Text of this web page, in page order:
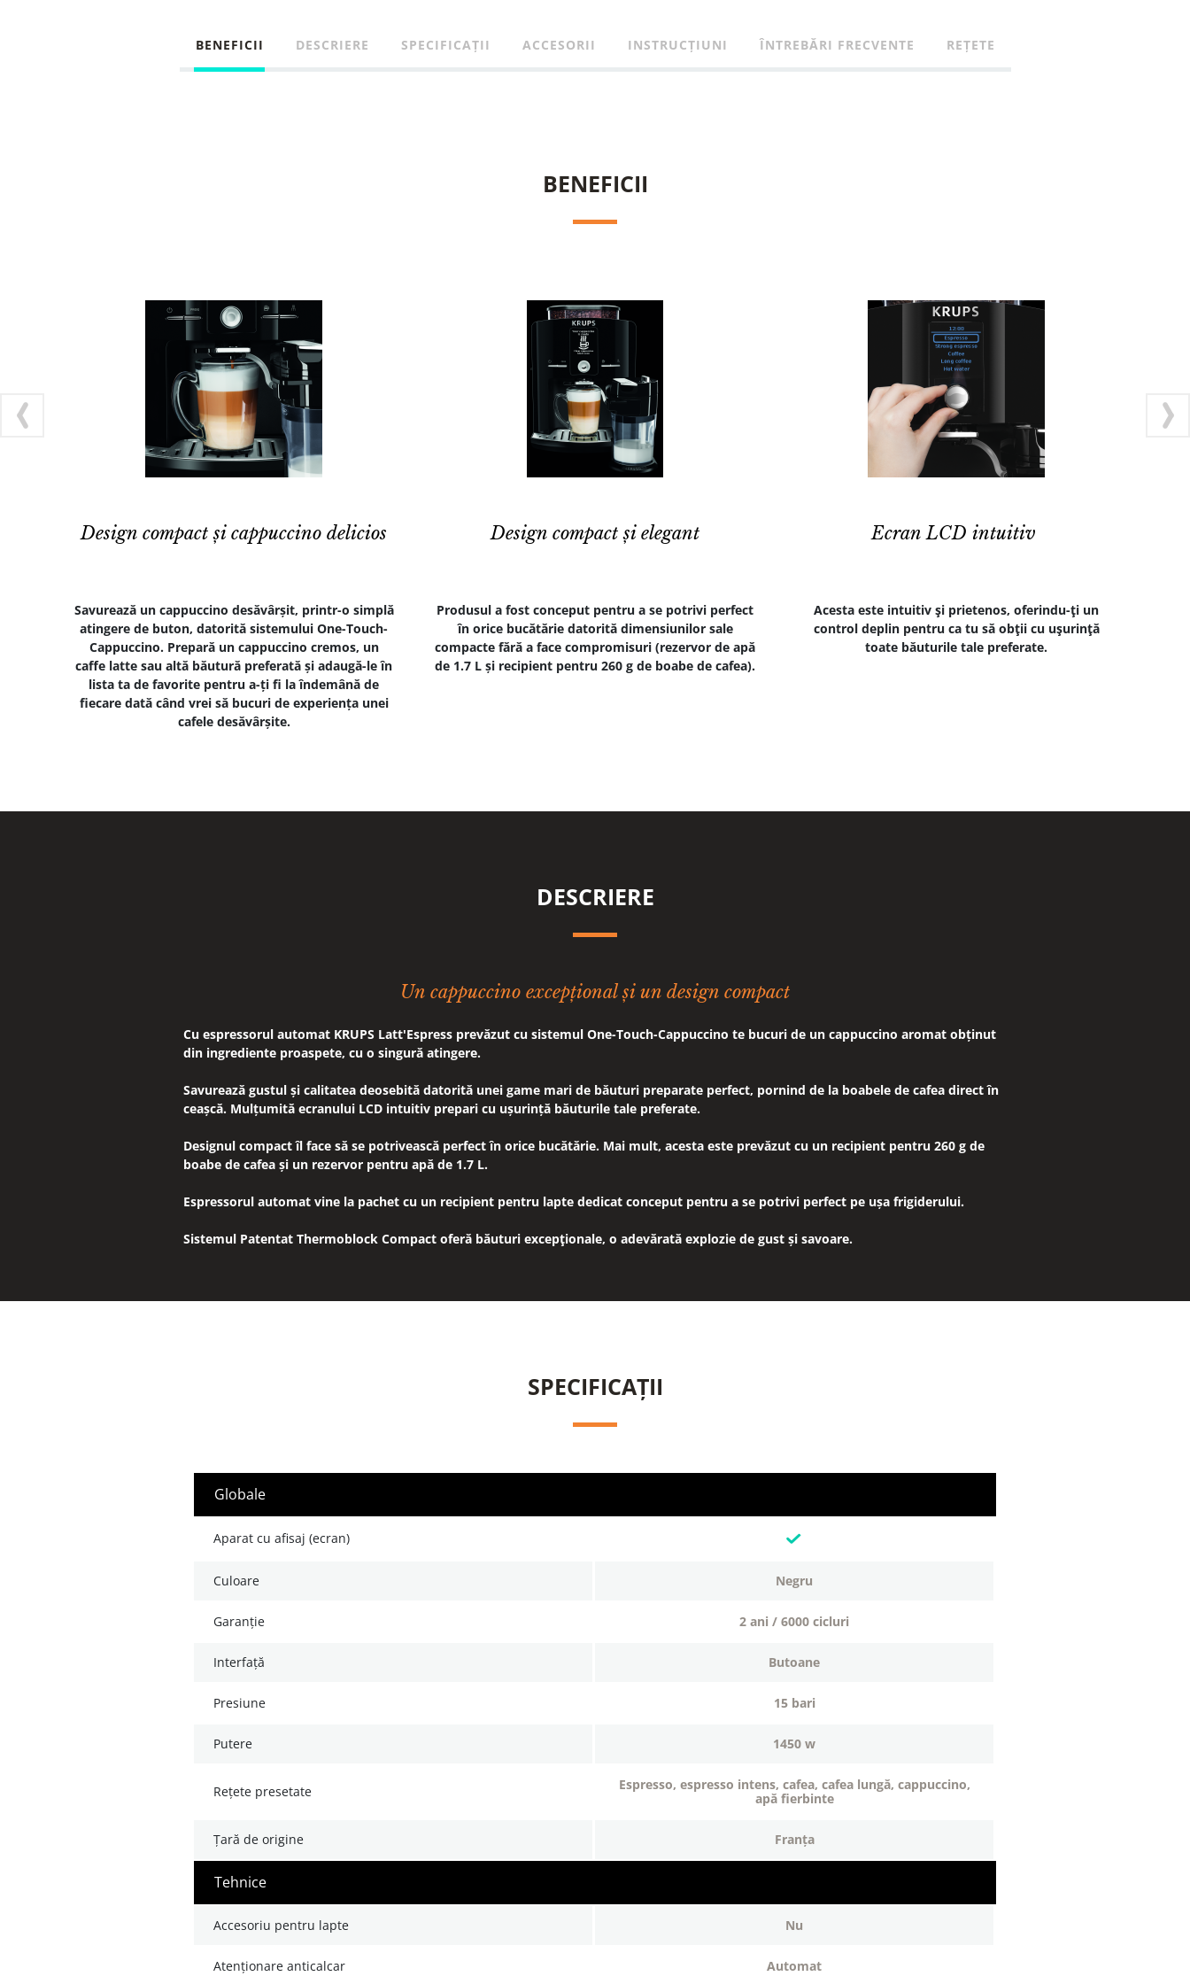
BENEFICII DESCRIERE SPECIFICAȚII ACCESORII INSTRUCȚIUNI ÎNTREBĂRI FRECVENTE REȚETE
BENEFICII
Design compact și cappuccino delicios
Savurează un cappuccino desăvârșit, printr-o simplă
atingere de buton, datorită sistemului One-Touch-
Cappuccino. Prepară un cappuccino cremos, un
caffe latte sau altă băutură preferată și adaugă-le în
lista ta de favorite pentru a-ți fi la îndemână de
fiecare dată când vrei să bucuri de experiența unei
cafele desăvârșite.
Design compact și elegant
Produsul a fost conceput pentru a se potrivi perfect
în orice bucătărie datorită dimensiunilor sale
compacte fără a face compromisuri (rezervor de apă
de 1.7 L și recipient pentru 260 g de boabe de cafea).
Ecran LCD intuitiv
Acesta este intuitiv şi prietenos, oferindu-ţi un
control deplin pentru ca tu să obţii cu uşurinţă
toate băuturile tale preferate.
DESCRIERE
Un cappuccino excepțional și un design compact
Cu espressorul automat KRUPS Latt'Espress prevăzut cu sistemul One-Touch-Cappuccino te bucuri de un cappuccino aromat obținut
din ingrediente proaspete, cu o singură atingere.
Savurează gustul și calitatea deosebită datorită unei game mari de băuturi preparate perfect, pornind de la boabele de cafea direct în
ceașcă. Mulțumită ecranului LCD intuitiv prepari cu ușurință băuturile tale preferate.
Designul compact îl face să se potrivească perfect în orice bucătărie. Mai mult, acesta este prevăzut cu un recipient pentru 260 g de
boabe de cafea și un rezervor pentru apă de 1.7 L.
Espressorul automat vine la pachet cu un recipient pentru lapte dedicat conceput pentru a se potrivi perfect pe ușa frigiderului.
Sistemul Patentat Thermoblock Compact oferă băuturi excepţionale, o adevărată explozie de gust și savoare.
SPECIFICAȚII
globale
aparat cu afisaj (ecran)
culoare negru
garanție 2 ani / 6000 cicluri
interfață butoane
presiune 15 bari
putere 1450 w
rețete presetate
espresso, espresso intens, cafea, cafea lungă, cappuccino,
apă fierbinte
țară de origine franța
tehnice
accesoriu pentru lapte nu
atenționare anticalcar automat